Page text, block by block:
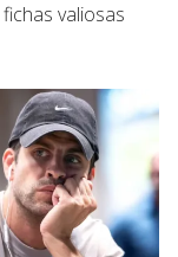
valiosas